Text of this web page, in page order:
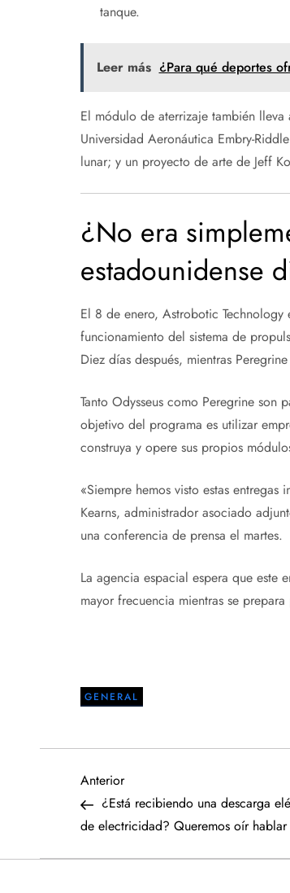
tanque.
Leer más ¿Para qué deportes
El módulo de aterrizaje también
Universidad Aeronáutica Embry-
lunar; y un proyecto de arte de Jeff
¿No era
estadounidense
El 8 de enero, Astrobotic
funcionamiento del sistema de
Diez días después, mientras
Tanto Odysseus como Peregrine
objetivo del programa es utilizar
construya y opere sus propios
«Siempre hemos visto estas
Kearns, administrador asociado
una conferencia de prensa el martes.
La agencia espacial espera que este
mayor frecuencia mientras se
GENERAL
N
a
v
Entrada
anterior
Anterior
¿Está recibiendo una descarga
de electricidad? Queremos oír hablar